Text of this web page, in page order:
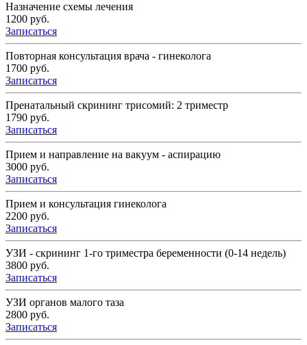
Назначение схемы лечения
1200 руб.
Записаться
Повторная консультация врача - гинеколога
1700 руб.
Записаться
Пренатальный скрининг трисомий: 2 триместр
1790 руб.
Записаться
Прием и направление на вакуум - аспирацию
3000 руб.
Записаться
Прием и консультация гинеколога
2200 руб.
Записаться
УЗИ - скрининг 1-го триместра беременности (0-14 недель)
3800 руб.
Записаться
УЗИ органов малого таза
2800 руб.
Записаться